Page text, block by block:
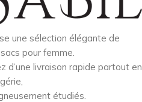
une sélection élégante de
pour femme.
d’une livraison rapide partout en
étudiés.